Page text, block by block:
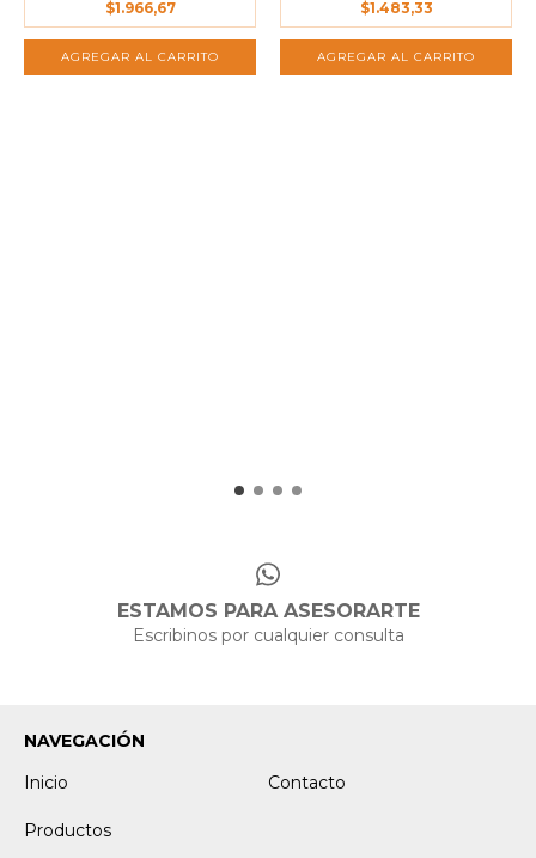
$1.966,67
$1.483,33
ESTAMOS PARA ASESORARTE
Escribinos por cualquier consulta
NAVEGACIÓN
Inicio
Contacto
Productos